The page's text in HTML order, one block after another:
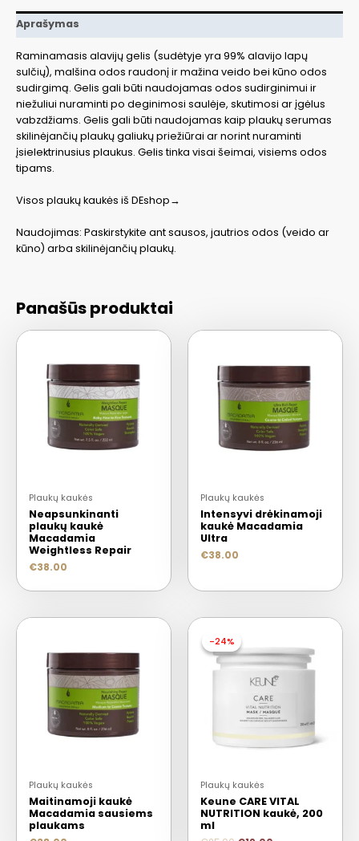
Holika
Holika
99%
Soothing
HH20011874,
ml
Aprašymas
Raminamasis alavijų gelis (sudėtyje yra 99% alavijo lapų
sulčių), malšina odos raudonį ir mažina veido bei kūno odos
sudirgimą. Gelis gali būti naudojamas odos sudirginimui ir
niežuliui nuraminti po deginimosi saulėje, skutimosi ar įgėlus
vabzdžiams. Gelis gali būti naudojamas kaip plaukų serumas
skilinėjančių plaukų galiukų priežiūrai ar norint nuraminti
įsielektrinusius plaukus. Gelis tinka visai šeimai, visiems odos
tipams.
Visos plaukų kaukės iš DEshop→
Naudojimas: Paskirstykite ant sausos, jautrios odos (veido ar
kūno) arba skilinėjančių plaukų.
Panašūs produktai
Plaukų kaukės
Neapsunkinanti
plaukų kaukė
Macadamia
Weightless Repair
€38.00
Plaukų kaukės
Intensyvi drėkinamoji
kaukė Macadamia
Ultra
€38.00
Plaukų kaukės
Maitinamoji kaukė
Macadamia sausiems
plaukams
-24%
-24%
Plaukų kaukės
Keune CARE VITAL
NUTRITION kaukė, 200
ml